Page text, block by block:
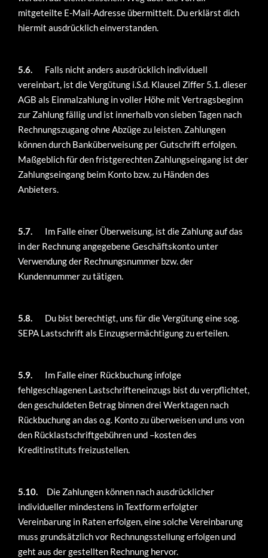
mitgeteilte E-Mail-Adresse übermittelt. Du erklärst dich
hiermit ausdrücklich einverstanden.
5.6. Falls nicht anders ausdrücklich individuell
vereinbart, ist die Vergütung i.S.d. Klausel Ziffer 5.1. dieser
AGB als Einmalzahlung in voller Höhe mit Vertragsbeginn
zur Zahlung fällig und ist innerhalb von sieben Tagen nach
Rechnungszugang ohne Abzüge zu leisten. Zahlungen
können durch Banküberweisung per Gutschrift erfolgen.
Maßgeblich für den fristgerechten Zahlungseingang ist der
Zahlungseingang beim Konto bzw. zu Händen des
Anbieters.
5.7. Im Falle einer Überweisung, ist die Zahlung auf das
in der Rechnung angegebene Geschäftskonto unter
Verwendung der Rechnungsnummer bzw. der
Kundennummer zu tätigen.
5.8. Du bist berechtigt, uns für die Vergütung eine sog.
SEPA Lastschrift als Einzugsermächtigung zu erteilen.
5.9. Im Falle einer Rückbuchung infolge
fehlgeschlagenen Lastschrifteneinzugs bist du verpflichtet,
den geschuldeten Betrag binnen drei Werktagen nach
Rückbuchung an das o.g. Konto zu überweisen und uns von
den Rücklastschriftgebühren und –kosten des
Kreditinstituts freizustellen.
5.10. Die Zahlungen können nach ausdrücklicher
individueller mindestens in Textform erfolgter
Vereinbarung in Raten erfolgen, eine solche Vereinbarung
muss grundsätzlich vor Rechnungsstellung erfolgen und
geht aus der gestellten Rechnung hervor.